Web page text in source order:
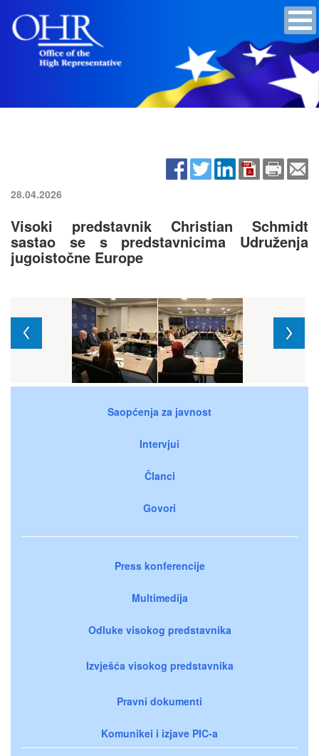
28.04.2026
Visoki predstavnik Christian Schmidt
sastao se s predstavnicima Udruženja
jugoistočne Europe
Saopćenja za javnost
Intervjui
Članci
Govori
Press konferencije
Multimedija
Odluke visokog predstavnika
Izvješća visokog predstavnika
Pravni dokumenti
Komunikei i izjave PIC-a